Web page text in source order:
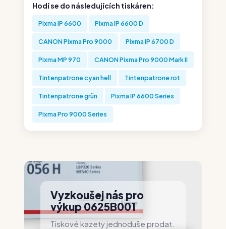
Hodí se do následujících tiskáren:
Pixma IP 6600 Pixma IP 6600 D
CANON Pixma Pro 9000 Pixma IP 6700 D
Pixma MP 970 CANON Pixma Pro 9000 Mark II
Tintenpatrone cyan hell Tintenpatrone rot
Tintenpatrone grün Pixma IP 6600 Series
Pixma Pro 9000 Series
Vyzkoušej nás pro
výkup 0625B001
Tiskové kazety jednoduše prodat.